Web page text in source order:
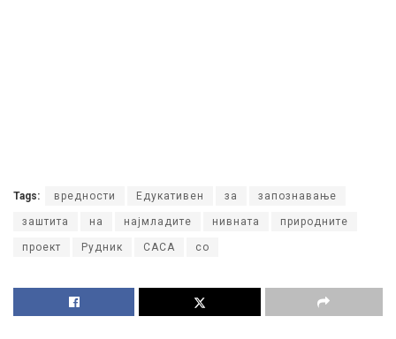
Tags: вредности Едукативен за запознавање
заштита на најмладите нивната природните
проект Рудник САСА со